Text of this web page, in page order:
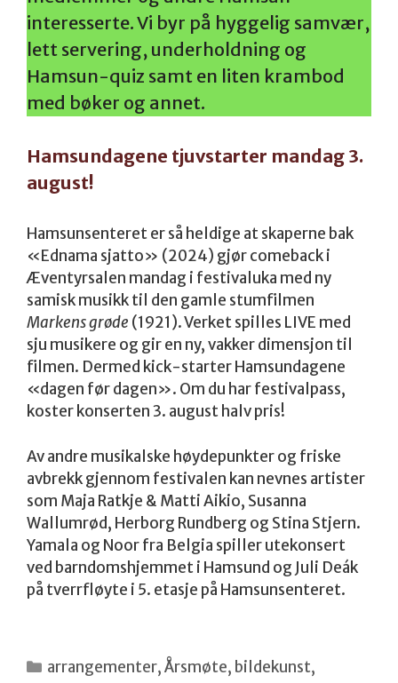
interesserte. Vi byr på hyggelig samvær,
lett servering, underholdning og
Hamsun-quiz samt en liten krambod
med bøker og annet.
Hamsundagene tjuvstarter mandag 3.
august!
Hamsunsenteret er så heldige at skaperne bak
«Ednama sjatto» (2024) gjør comeback i
Æventyrsalen mandag i festivaluka med ny
samisk musikk til den gamle stumfilmen
Markens grøde (1921). Verket spilles LIVE med
sju musikere og gir en ny, vakker dimensjon til
filmen. Dermed kick-starter Hamsundagene
«dagen før dagen». Om du har festivalpass,
koster konserten 3. august halv pris!
Av andre musikalske høydepunkter og friske
avbrekk gjennom festivalen kan nevnes artister
som Maja Ratkje & Matti Aikio, Susanna
Wallumrød, Herborg Rundberg og Stina Stjern.
Yamala og Noor fra Belgia spiller utekonsert
ved barndomshjemmet i Hamsund og Juli Deák
på tverrfløyte i 5. etasje på Hamsunsenteret.
Kategorier
arrangementer,Årsmøte, bildekunst,